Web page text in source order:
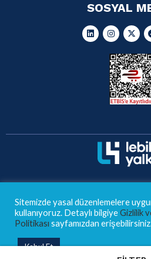
SOSYAL
Gizlilik Şartları Yasal
Ön Bilgilendirme Formu
Sitemizde yasal düzenlemelere
kullanıyoruz. Detaylı bilgiyeGizlilik
Politikası sayfamızdan
Kabul Et